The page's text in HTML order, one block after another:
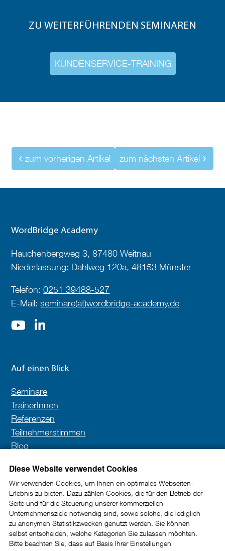
Diese Website verwendet Cookies
Wir verwenden Cookies, um Ihnen ein optimales Webseiten-
Erlebnis zu bieten. Dazu zählen Cookies, die für den Betrieb der
Seite und für die Steuerung unserer kommerziellen
Unternehmensziele notwendig sind, sowie solche, die lediglich
zu anonymen Statistikzwecken genutzt werden. Sie können
selbst entscheiden, welche Kategorien Sie zulassen möchten.
Bitte beachten Sie, dass auf Basis Ihrer Einstellungen
ZU WEITERFÜHRENDEN SEMINAREN
KUNDENSERVICE-TRAINING
zum vorherigen Artikel zum nächsten Artikel
WordBridge Academy
Hauchenbergweg 3, 87480 Weitnau
Niederlassung: Dahlweg 120a, 48153 Münster
Telefon:0251 39488-527
E-Mail:seminare(at)wordbridge-academy.de
Auf einen Blick
Seminare
TrainerInnen
Referenzen
Teilnehmerstimmen
Blog
Newsletter
In unserem Newsletter erhalten Sie wertvolle Impulse
und Tipps rund um die Kundenkommunikation im